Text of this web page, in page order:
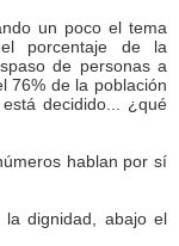
un poco el tema
porcentaje de la
de personas a
76% de la población
decidido... ¿qué
hablan por sí
la dignidad, abajo el